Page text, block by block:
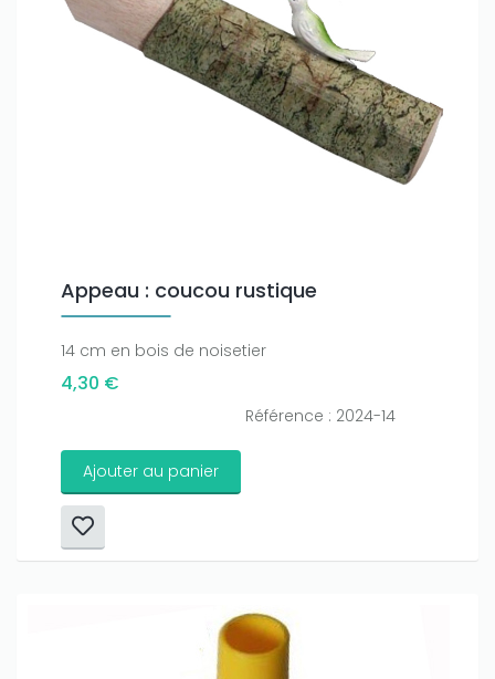
Appeau : coucou rustique
14 cm en bois de noisetier
4,30 €
Référence : 2024-14
Ajouter au panier